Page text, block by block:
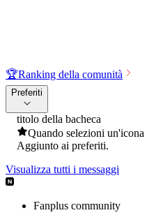
🏆Ranking della comunità
Preferiti
titolo della bacheca
Quando selezioni un'icona
Aggiunto ai preferiti.
Visualizza tutti i messaggi
Fanplus community